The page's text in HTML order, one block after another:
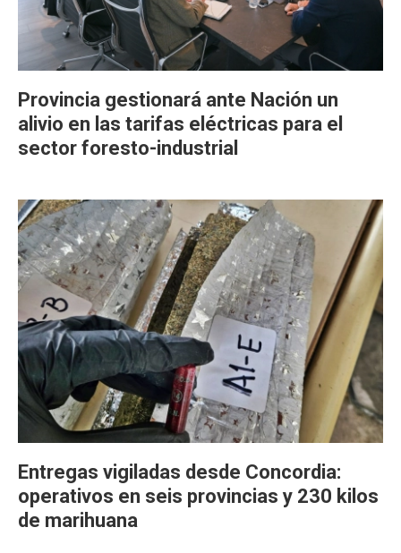
Provincia gestionará ante Nación un
alivio en las tarifas eléctricas para el
sector foresto-industrial
Entregas vigiladas desde Concordia:
operativos en seis provincias y 230 kilos
de marihuana